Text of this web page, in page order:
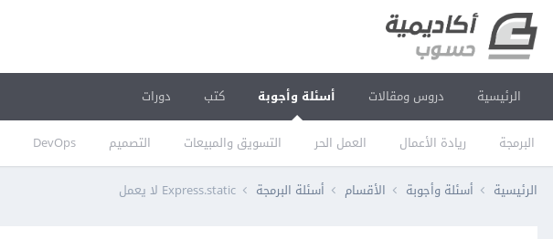
الرئيسية دروس ومقالات أسئلة وأجوبة
البرمجة ريادة الأعمال العمل الحر التسويق والمبيعات التصميم DevOps
كتب دورات
الرئيسية أسئلة وأجوبة الأقسام أسئلة البرمجة Express.static لا يعمل